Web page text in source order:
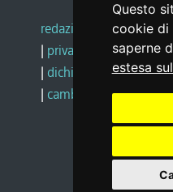
Questo
cookie di
saperne
estesa
redazione web |note
| privacy
social
| dichiarazione di
| cambio preferenze